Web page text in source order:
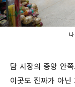
담 시장의 중앙 안
이곳도 진짜가 아닌